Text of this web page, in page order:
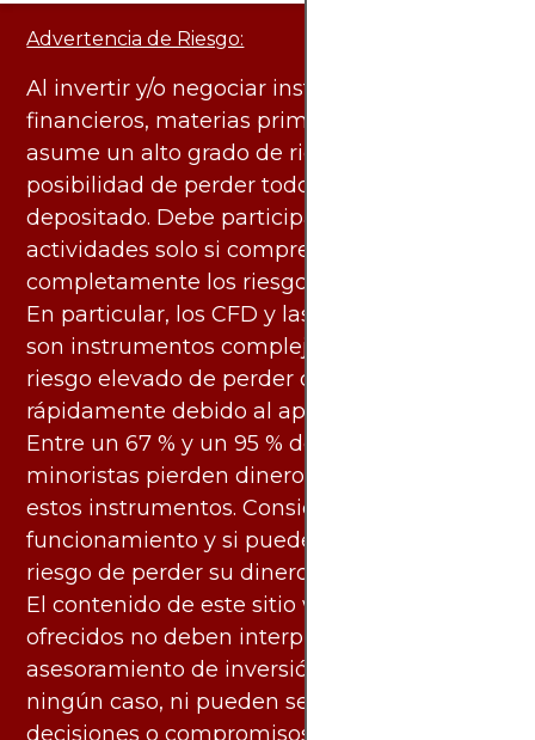
Advertencia de Riesgo:
Al invertir y/o negociar instrumentos
financieros, materias primas y otros activos,
asume un alto grado de riesgo. Existe la
posibilidad de perder todo el capital
depositado. Debe participar en estas
actividades solo si comprende
completamente los riesgos asociados.
En particular, los CFD y las criptomonedas
son instrumentos complejos y conllevan un
riesgo elevado de perder dinero
rápidamente debido al apalancamiento.
Entre un 67 % y un 95 % de los inversores
minoristas pierden dinero al negociar con
estos instrumentos. Considere si entiende su
funcionamiento y si puede asumir el alto
riesgo de perder su dinero.
El contenido de este sitio web y los servicios
ofrecidos no deben interpretarse como
asesoramiento de inversión ni financiero en
ningún caso, ni pueden servir de base para
decisiones o compromisos de ningún tipo.